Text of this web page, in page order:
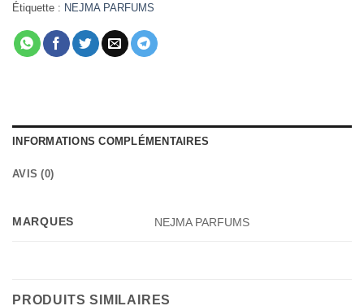
Étiquette : NEJMA PARFUMS
INFORMATIONS COMPLÉMENTAIRES
AVIS (0)
MARQUES NEJMA PARFUMS
PRODUITS SIMILAIRES